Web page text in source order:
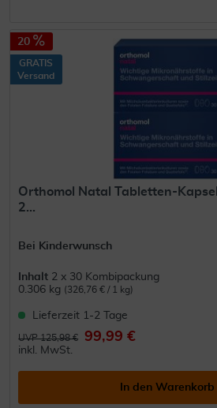
20
GRATIS
Versand
Orthomol Natal Tabletten-
2...
Bei Kinderwunsch
Inhalt 2 x 30 Kombipackung
0.306 kg (326,76 € / 1 kg)
Lieferzeit 1-2 Tage
UVP 125,98 € 99,99 €
inkl. MwSt.
In den Warenkorb